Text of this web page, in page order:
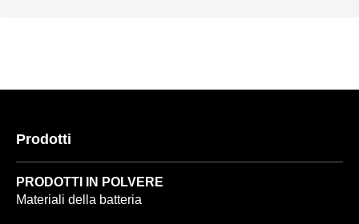
Prodotti
PRODOTTI IN POLVERE
Materiali della batteria